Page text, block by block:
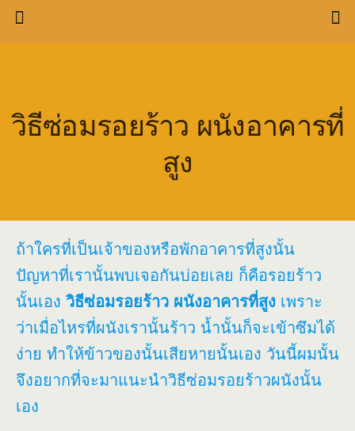
วิธีซ่อมรอยร้าว ผนังอาคารที่
สูง
ถ้าใครที่เป็นเจ้าของหรือพักอาคารที่สูงนั้น
ปัญหาที่เรานั้นพบเจอกันบ่อยเลย ก็คือรอยร้าว
นั้นเอง วิธีซ่อมรอยร้าว ผนังอาคารที่สูง เพราะ
ว่าเมื่อไหรที่ผนังเรานั้นร้าว น้ำนั้นก็จะเข้าซึมได้
ง่าย ทำให้ข้าวของนั้นเสียหายนั้นเอง วันนี้ผมนั้น
จึงอยากที่จะมาแนะนำวิธีซ่อมรอยร้าวผนังนั้น
เอง